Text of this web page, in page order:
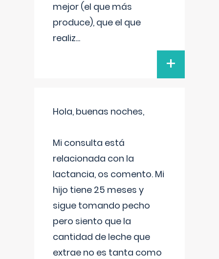
mejor (el que más
produce), que el que
realiz...
+
Hola, buenas noches,
Mi consulta está
relacionada con la
lactancia, os comento. Mi
hijo tiene 25 meses y
sigue tomando pecho
pero siento que la
cantidad de leche que
extrae no es tanta como